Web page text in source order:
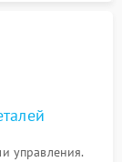
управления.